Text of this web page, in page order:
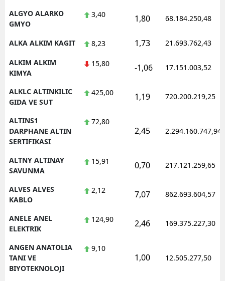
Uşak
Yozgat
Kırıkkale
Bartın
ALGYO ALARKO
GMYO
3,40 1,80 68.184.250,48
ALKA ALKIM KAGIT 8,23 1,73 21.693.762,43
ALKIM ALKIM
KIMYA
15,80 -1,06 17.151.003,52
ALKLC ALTINKILIC
GIDA VE SUT
425,00 1,19 720.200.219,25
ALTINS1
DARPHANE ALTIN
SERTIFIKASI
72,80
2,45 2.294.160.747,94
ALTNY ALTINAY
SAVUNMA
15,91 0,70 217.121.259,65
ALVES ALVES
KABLO
2,12 7,07 862.693.604,57
ANELE ANEL
ELEKTRIK
124,90 2,46 169.375.227,30
ANGEN ANATOLIA
TANI VE
BIYOTEKNOLOJI
9,10
1,00 12.505.277,50